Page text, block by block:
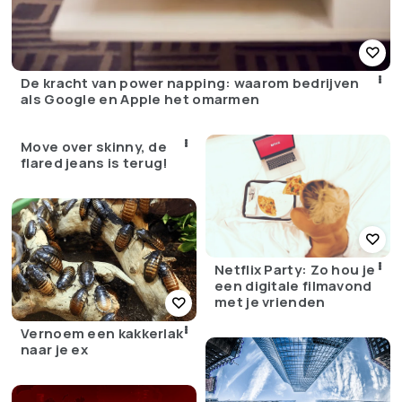
De kracht van power napping: waarom bedrijven
als Google en Apple het omarmen
Move over skinny, de
flared jeans is terug!
Netflix Party: Zo hou je
een digitale filmavond
met je vrienden
Vernoem een kakkerlak
naar je ex